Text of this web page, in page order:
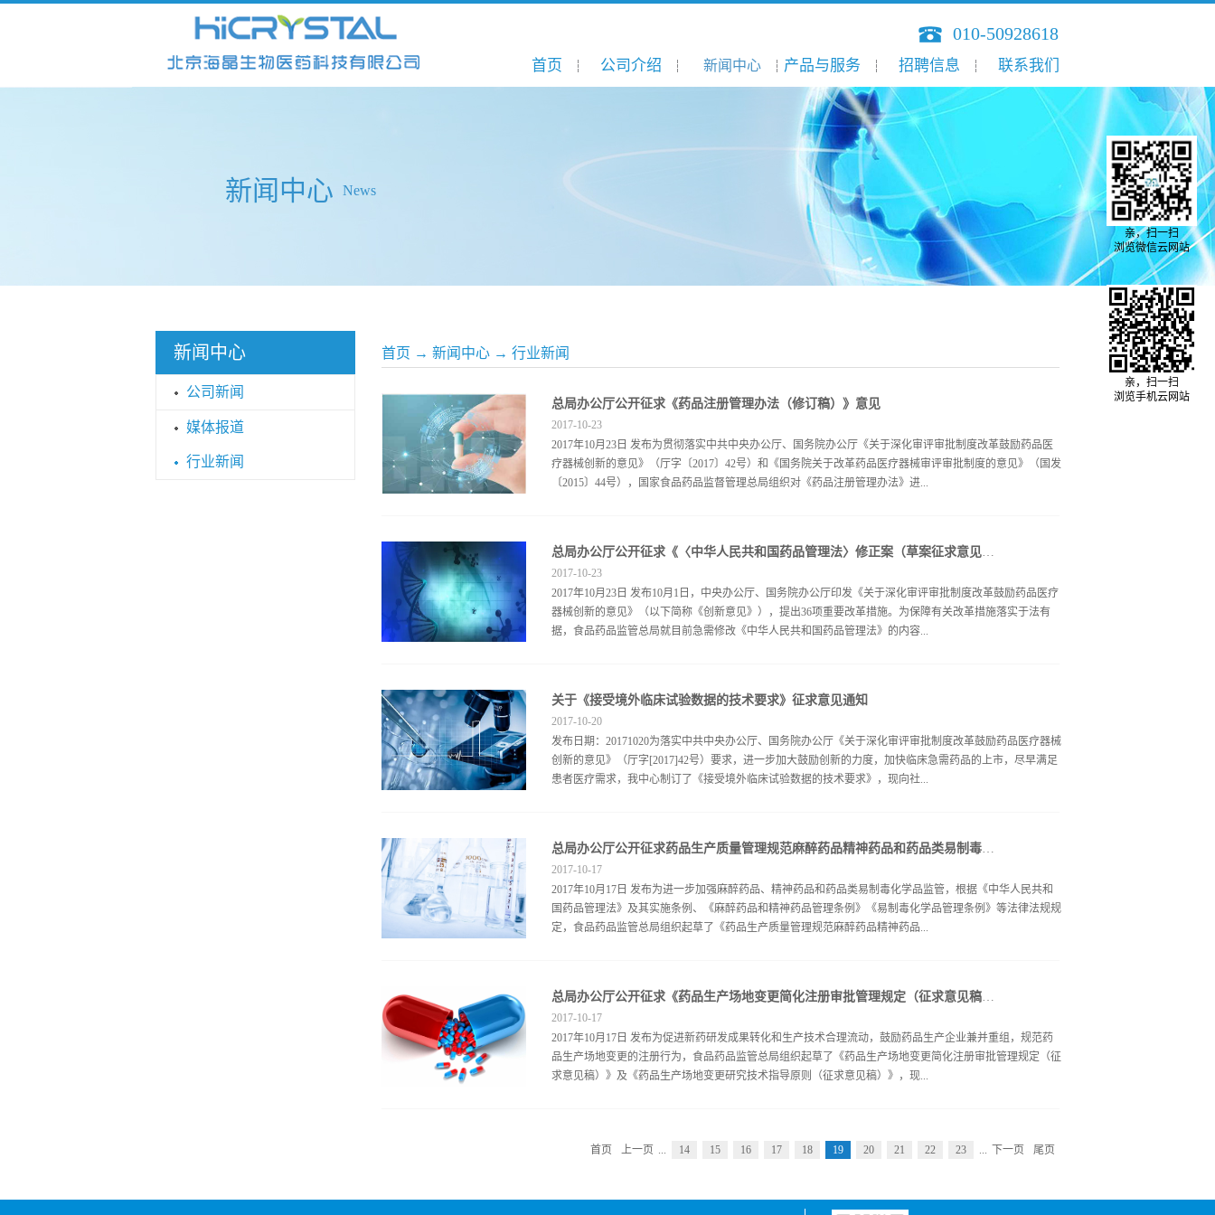
010-50928618
首页 公司介绍 新闻中心 产品与服务 招聘信息 联系我们
新闻中心 News
新闻中心
公司新闻
媒体报道
行业新闻
首页 → 新闻中心 → 行业新闻
总局办公厅公开征求《药品注册管理办法（修订稿）》意见
2017年10月23日 发布为贯彻落实中共中央办公厅、国务院办公厅《关于深化审评审批制度改革鼓励药品医
疗器械创新的意见》（厅字〔2017〕42号）和《国务院关于改革药品医疗器械审评审批制度的意见》（国发
〔2015〕44号），国家食品药品监督管理总局组织对《药品注册管理办法》进...
关意见以电子邮件形式反馈至国家食品药品监督管理总局（药品化妆品注册管理司）。 电子邮箱：
ypzcglbf@cfda.gov.cn 附件：药品注册管理办法（修订稿）食品药品监管总局办公厅 2017年10月23日附件：
药品注册管理办法（修订稿）.rar
2017-10-23
总局办公厅公开征求《〈中华人民共和国药品管理法〉修正案（草案征求意见稿）》意见
2017年10月23日 发布10月1日，中央办公厅、国务院办公厅印发《关于深化审评审批制度改革鼓励药品医疗
器械创新的意见》（以下简称《创新意见》），提出36项重要改革措施。为保障有关改革措施落实于法有
据，食品药品监管总局就目前急需修改《中华人民共和国药品管理法》的内容...
为确保《创新意见》相关改革措施尽快实施，此次《中华人民共和国药品管理法》只是局部修改，请社会各
界紧紧围绕《创新意见》提出的改革措施，提出意见和建议，请将意见和建议通过电子邮件的形式于2017年
10月30日前反馈食品药品监管总局法制司，并请注明“药品管理法修正案”。根据十二届全国人大常委会立法
工作安排，食品药品监管总局正在加快推进《中华人民共和国药品管理法》的全面修订，将适时另行征求意
见。 联系邮箱：xuxy@cfda.gov.cn附件：1.《中华人民共和国药品管理法》修正案（草案征求意见稿）
共和国药品管理法》修正案（草案征求意见稿）有关情况的说明.docx附件：3.《中华人民共和国药品管理
2017-10-23
关于《接受境外临床试验数据的技术要求》征求意见通知
发布日期：20171020为落实中共中央办公厅、国务院办公厅《关于深化审评审批制度改革鼓励药品医疗器械
创新的意见》（厅字[2017]42号）要求，进一步加大鼓励创新的力度，加快临床急需药品的上市，尽早满足
患者医疗需求，我中心制订了《接受境外临床试验数据的技术要求》，现向社...
zhangfan@cde.org.cn 国家食品药品监督管理总局药品审评中心 ...
2017-10-20
总局办公厅公开征求药品生产质量管理规范麻醉药品精神药品和药品类易制毒化学品附录（征求意见稿）意见
2017年10月17日 发布为进一步加强麻醉药品、精神药品和药品类易制毒化学品监管，根据《中华人民共和
国药品管理法》及其实施条例、《麻醉药品和精神药品管理条例》《易制毒化学品管理条例》等法律法规规
定，食品药品监管总局组织起草了《药品生产质量管理规范麻醉药品精神药品...
于2017年11月30日前，将有关意见填写《意见反馈表》（见附件3），以电子邮件形式反馈。 电子邮
件：fuyr@cfda.gov.cn 附件：1.药品生产质量管理规范麻醉药品精神药品和药品类易制毒化学品附录（征
求意见稿） 2.药品生产质量管理规范麻醉药品精神药品和药品类易制毒化学品附录（征求意见
稿）起草说明 3.药品生产质量管理规范麻醉药品精神药品和药品类易制毒化学品附录（征求意见
稿）意见反馈表食品药品监管总局办公厅2017年10月12日附件1.药品生产质量管理规范麻醉药品精神药品和
2017-10-17
总局办公厅公开征求《药品生产场地变更简化注册审批管理规定（征求意见稿）》及《药品生产场地变更研究技术指导原则（征求意见稿）》意见
2017年10月17日 发布为促进新药研发成果转化和生产技术合理流动，鼓励药品生产企业兼并重组，规范药
品生产场地变更的注册行为，食品药品监管总局组织起草了《药品生产场地变更简化注册审批管理规定（征
求意见稿）》及《药品生产场地变更研究技术指导原则（征求意见稿）》，现...
注册管理司。 电子邮箱：jingying@cfda.gov.cn 附件：1.药品生产场地变更简化注册审批管理规定（征求
药品监管总局办公厅2017年10月12日‍附件1.药品生产场地变更简化注册审批管理规定（征求意见稿）.docx附
2017-10-17
首页 上一页 ... 14 15 16 17 18 19 20 21 22 23 ... 下一页 尾页
亲，扫一扫
浏览手机云网站
亲，扫一扫
浏览微信云网站